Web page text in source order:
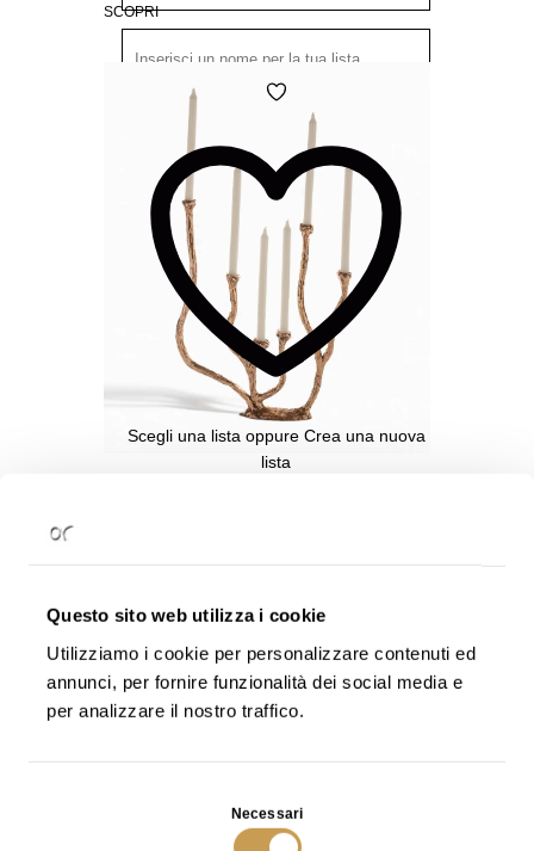
Questo sito web utilizza i cookie
Utilizziamo i cookie per personalizzare contenuti ed
annunci, per fornire funzionalità dei social media e
per analizzare il nostro traffico.
Necessari
Pubblica
- Tutti possono
visualizzarla
Condivisa
- Solo chi ha il link può
visualizzarla
Privata - Solo tu puoi visualizzarla
Aggiungi
alla
Wishlist
SCOPRI
Aggiungi
Wishlist
Scegli una lista oppure Crea una nuova
lista
Pubblica- Tutti possono
visualizzarla
- Solo tu puoi visualizzarla
alla
Wishlist